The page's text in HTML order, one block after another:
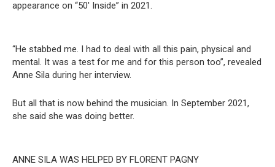
appearance on “50′ Inside” in 2021.
“He stabbed me. I had to deal with all this pain, physical and
mental. It was a test for me and for this person too”, revealed
Anne Sila during her interview.
But all that is now behind the musician. In September 2021,
she said she was doing better.
ANNE SILA WAS HELPED BY FLORENT PAGNY